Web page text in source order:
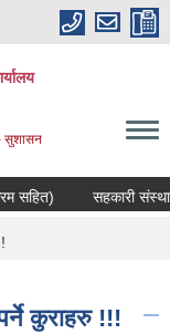
सुशासन
सहकारी
कुराहरु !!!